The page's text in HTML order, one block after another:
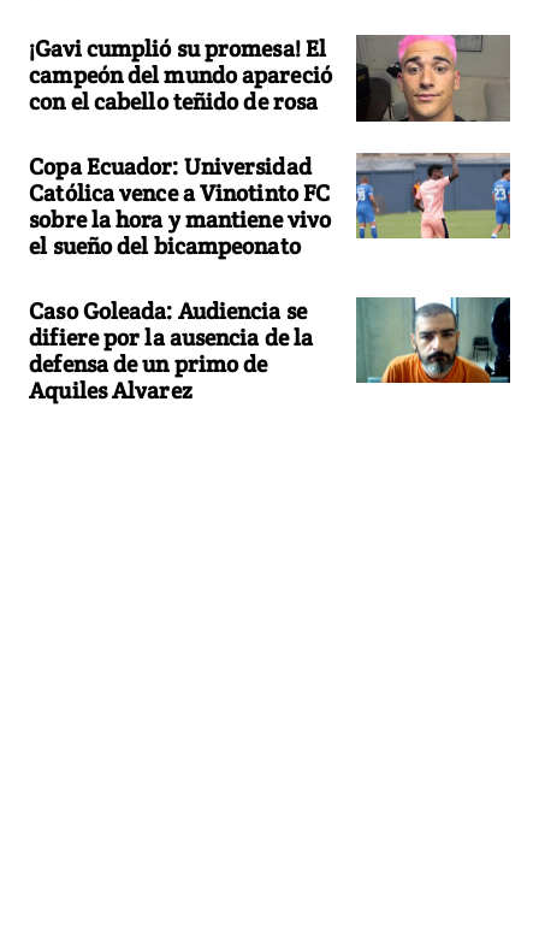
¡Gavi cumplió su promesa! El
campeón del mundo apareció
con el cabello teñido de rosa
Copa Ecuador: Universidad
Católica vence a Vinotinto FC
sobre la hora y mantiene vivo
el sueño del bicampeonato
Caso Goleada: Audiencia se
difiere por la ausencia de la
defensa de un primo de
Aquiles Alvarez